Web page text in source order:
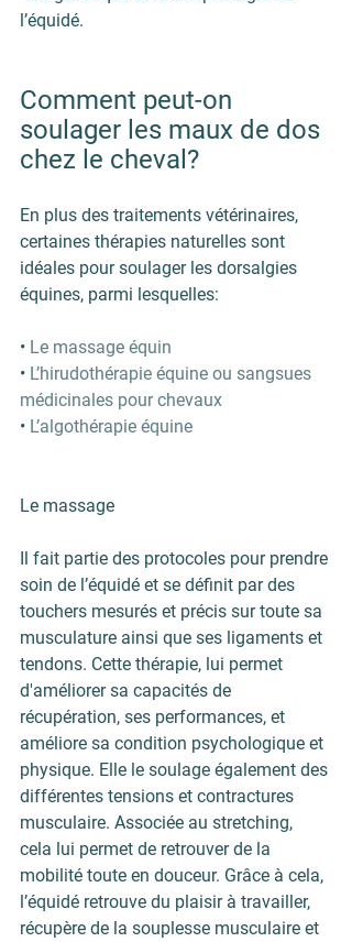
l’équidé.
Comment peut-on
soulager les maux de dos
chez le cheval?
En plus des traitements vétérinaires,
certaines thérapies naturelles sont
idéales pour soulager les dorsalgies
équines, parmi lesquelles:
• Le massage équin
• L’hirudothérapie équine ou sangsues
médicinales pour chevaux
• L’algothérapie équine
Le massage
Il fait partie des protocoles pour prendre
soin de l’équidé et se définit par des
touchers mesurés et précis sur toute sa
musculature ainsi que ses ligaments et
tendons. Cette thérapie, lui permet
d'améliorer sa capacités de
récupération, ses performances, et
améliore sa condition psychologique et
physique. Elle le soulage également des
différentes tensions et contractures
musculaire. Associée au stretching,
cela lui permet de retrouver de la
mobilité toute en douceur. Grâce à cela,
l’équidé retrouve du plaisir à travailler,
récupère de la souplesse musculaire et